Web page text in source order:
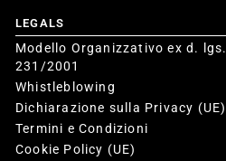
LEGALS
Modello Organizzativo ex d. lgs.
231/2001
Whistleblowing
Dichiarazione sulla Privacy (UE)
Termini e Condizioni
Cookie Policy (UE)